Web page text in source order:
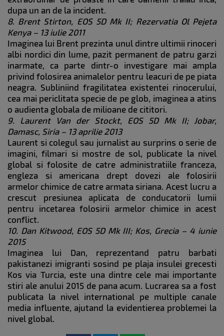
dupa un an de la incident.
8. Brent Stirton, EOS 5D Mk II; Rezervatia Ol Pejeta
Kenya – 13 iulie 2011
Imaginea lui Brent prezinta unul dintre ultimii rinoceri
albi nordici din lume, pazit permanent de patru garzi
inarmate, ca parte dintr-o investigare mai ampla
privind folosirea animalelor pentru leacuri de pe piata
neagra. Subliniind fragilitatea existentei rinocerului,
cea mai periclitata specie de pe glob, imaginea a atins
o audienta globala de milioane de cititori.
9. Laurent Van der Stockt, EOS 5D Mk II; Jobar,
Damasc, Siria – 13 aprilie 2013
Laurent si colegul sau jurnalist au surprins o serie de
imagini, filmari si mostre de sol, publicate la nivel
global si folosite de catre administratiile franceza,
engleza si americana drept dovezi ale folosirii
armelor chimice de catre armata siriana. Acest lucru a
crescut presiunea aplicata de conducatorii lumii
pentru incetarea folosirii armelor chimice in acest
conflict.
10. Dan Kitwood, EOS 5D Mk III; Kos, Grecia – 4 iunie
2015
Imaginea lui Dan, reprezentand patru barbati
pakistanezi imigranti sosind pe plaja insulei grecesti
Kos via Turcia, este una dintre cele mai importante
stiri ale anului 2015 de pana acum. Lucrarea sa a fost
publicata la nivel international pe multiple canale
media influente, ajutand la evidentierea problemei la
nivel global.